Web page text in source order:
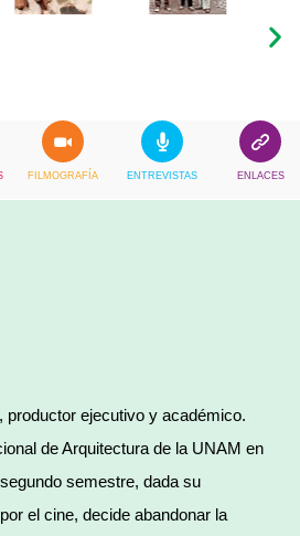
FILMOGRAFÍA ENTREVISTAS ENLACES
productor ejecutivo y académico.
de Arquitectura de la UNAM en
semestre, dada su
el cine, decide abandonar la